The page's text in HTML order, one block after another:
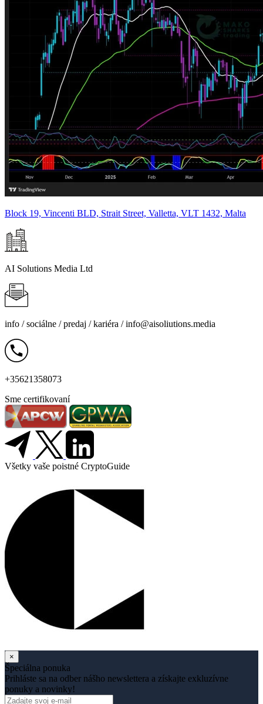
Block 19, Vincenti BLD, Strait Street, Valletta, VLT 1432, Malta
AI Solutions Media Ltd
info /sociálne /predaj /kariéra /info@aisoliutions.media
+35621358073
Sme certifikovaní
Všetky vaše poistné CryptoGuide
×
Špeciálna ponuka
Prihláste sa na odber nášho newslettera a získajte exkluzívne
ponuky a novinky!